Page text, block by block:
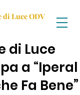
di Luce ODV
di Luce
a “Iperal
Fa Bene”